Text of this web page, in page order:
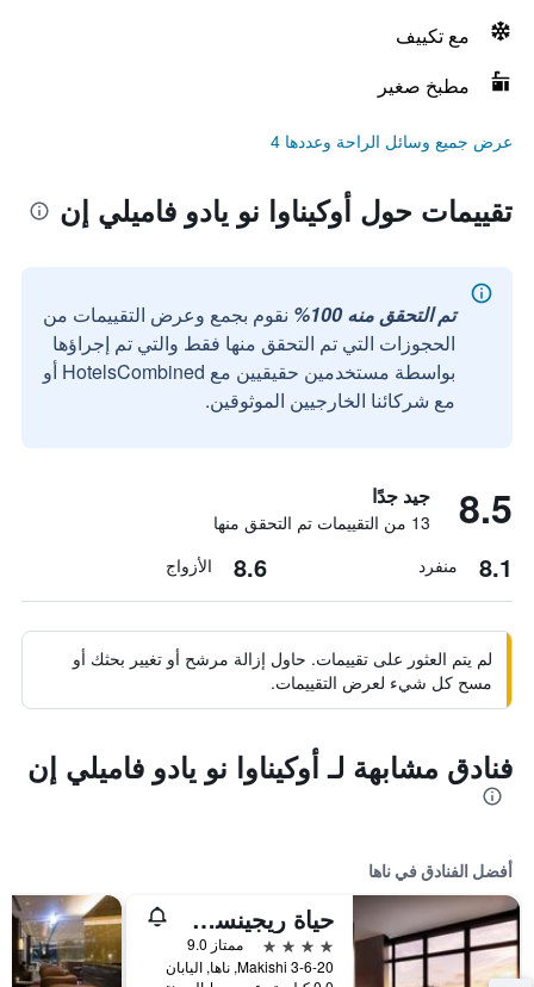
مع تكييف
مطبخ صغير
عرض جميع وسائل الراحة وعددها 4
تقييمات حول أوكيناوا نو يادو فاميلي إن
تم التحقق منه 100%
نقوم بجمع وعرض التقييمات من
الحجوزات التي تم التحقق منها فقط والتي تم إجراؤها
بواسطة مستخدمين حقيقيين مع HotelsCombined أو
مع شركائنا الخارجيين الموثوقين.
8.5 جيد جدًا
13 من التقييمات تم التحقق منها
8.1 منفرد 8.6 الأزواج
لم يتم العثور على تقييمات. حاول إزالة مرشح أو تغيير بحثك أو
مسح كل شيء لعرض التقييمات.
فنادق مشابهة لـ أوكيناوا نو يادو فاميلي إن
أفضل الفنادق في ناها
حياة ريجينسي ناها، أوكيناوا
4 نجوم
ممتاز 9.0
3-6-20 Makishi, ناها, اليابان